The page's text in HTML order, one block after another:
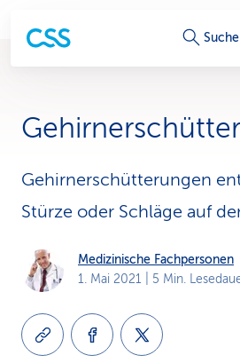
S
r
i
c
e
-
Suche
Gehirnerschütterungen
Stürze oder Schläge auf
Medizinische Fachpersonen
1. Mai 2021 | 5 Min.